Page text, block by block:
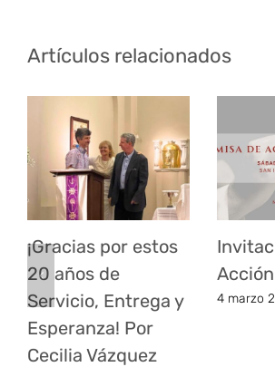
Artículos relacionados
¡Gracias por estos
20 años de
Servicio, Entrega y
Esperanza! Por
Cecilia Vázquez
4 marzo